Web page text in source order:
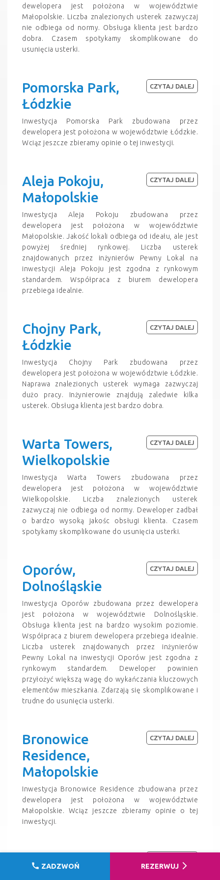
dewelopera jest położona w województwie
Małopolskie. Liczba znalezionych usterek zazwyczaj
nie odbiega od normy. Obsługa klienta jest bardzo
dobra. Czasem spotykamy skomplikowane do
usunięcia usterki.
Pomorska Park,
Łódzkie
Inwestycja Pomorska Park zbudowana przez
dewelopera jest położona w województwie Łódzkie.
Wciąz jeszcze zbieramy opinie o tej inwestycji.
CZYTAJ DALEJ
Aleja Pokoju,
Małopolskie
Inwestycja Aleja Pokoju zbudowana przez
dewelopera jest położona w województwie
Małopolskie. Jakość lokali odbiega od ideału, ale jest
powyżej średniej rynkowej. Liczba usterek
znajdowanych przez inżynierów Pewny Lokal na
inwestycji Aleja Pokoju jest zgodna z rynkowym
standardem. Współpraca z biurem dewelopera
przebiega idealnie.
CZYTAJ DALEJ
Chojny Park,
Łódzkie
Inwestycja Chojny Park zbudowana przez
dewelopera jest położona w województwie Łódzkie.
Naprawa znalezionych usterek wymaga zazwyczaj
dużo pracy. Inżynierowie znajdują zaledwie kilka
usterek. Obsługa klienta jest bardzo dobra.
CZYTAJ DALEJ
Warta Towers,
Wielkopolskie
Inwestycja Warta Towers zbudowana przez
dewelopera jest położona w województwie
Wielkopolskie. Liczba znalezionych usterek
zazwyczaj nie odbiega od normy. Deweloper zadbał
o bardzo wysoką jakośc obsługi klienta. Czasem
spotykamy skomplikowane do usunięcia usterki.
CZYTAJ DALEJ
Oporów,
Dolnośląskie
Inwestycja Oporów zbudowana przez dewelopera
jest położona w województwie Dolnośląskie.
Obsługa klienta jest na bardzo wysokim poziomie.
Współpraca z biurem dewelopera przebiega idealnie.
Liczba usterek znajdowanych przez inżynierów
Pewny Lokal na inwestycji Oporów jest zgodna z
rynkowym standardem. Deweloper powinien
przyłożyć większą wagę do wykańczania kluczowych
elementów mieszkania. Zdarzają się skomplikowane i
trudne do usunięcia usterki.
CZYTAJ DALEJ
Bronowice
Residence,
Małopolskie
Inwestycja Bronowice Residence zbudowana przez
dewelopera jest położona w województwie
Małopolskie. Wciąz jeszcze zbieramy opinie o tej
inwestycji.
CZYTAJ DALEJ
Apartamenty
call ZADZWOŃ REZERWUJ arrow_forward_ios